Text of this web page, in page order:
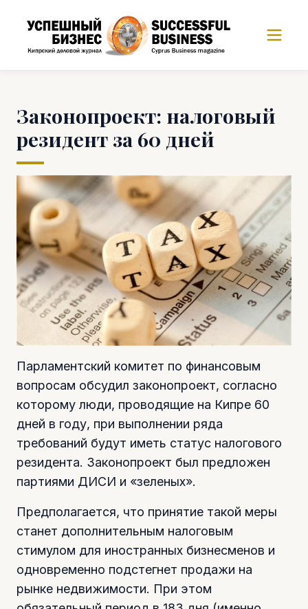
Законопроект: налоговый
резидент за 60 дней
Парламентский комитет по финансовым
вопросам обсудил законопроект, согласно
которому люди, проводящие на Кипре 60
дней в году, при выполнении ряда
требований будут иметь статус налогового
резидента. Законопроект был предложен
партиями ДИСИ и «зеленых».
Предполагается, что принятие такой меры
станет дополнительным налоговым
стимулом для иностранных бизнесменов и
одновременно подстегнет продажи на
рынке недвижимости. При этом